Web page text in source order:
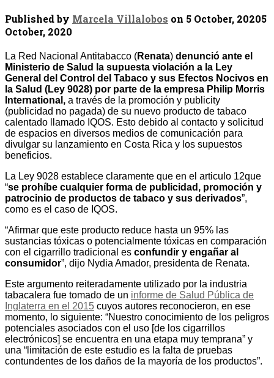
Published by Marcela Villalobos on 5 October, 20205
October, 2020
La Red Nacional Antitabacco (Renata) denunció ante el
Ministerio de Salud la supuesta violación a la Ley
General del Control del Tabaco y sus Efectos Nocivos en
la Salud (Ley 9028) por parte de la empresa Philip Morris
International, a través de la promoción y publicity
(publicidad no pagada) de su nuevo producto de tabaco
calentado llamado IQOS. Esto debido al contacto y solicitud
de espacios en diversos medios de comunicación para
divulgar su lanzamiento en Costa Rica y los supuestos
beneficios.
La Ley 9028 establece claramente que en el articulo 12que
“se prohíbe cualquier forma de publicidad, promoción y
patrocinio de productos de tabaco y sus derivados”,
como es el caso de IQOS.
“Afirmar que este producto reduce hasta un 95% las
sustancias tóxicas o potencialmente tóxicas en comparación
con el cigarrillo tradicional es confundir y engañar al
consumidor”, dijo Nydia Amador, presidenta de Renata.
Este argumento reiteradamente utilizado por la industria
tabacalera fue tomado de un informe de Salud Pública de
Inglaterra en el 2015 cuyos autores reconocieron, en ese
momento, lo siguiente: “Nuestro conocimiento de los peligros
potenciales asociados con el uso [de los cigarrillos
electrónicos] se encuentra en una etapa muy temprana” y
una “limitación de este estudio es la falta de pruebas
contundentes de los daños de la mayoría de los productos”.